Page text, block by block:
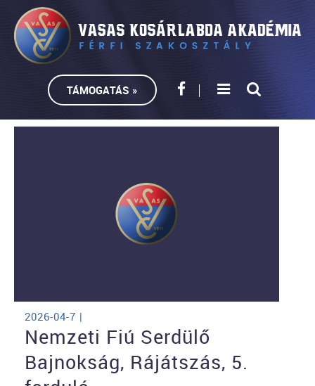
TÁMOGATÁS »
2026-04-7 |
Nemzeti Fiú Serdülő
Bajnokság, Rájátszás, 5.